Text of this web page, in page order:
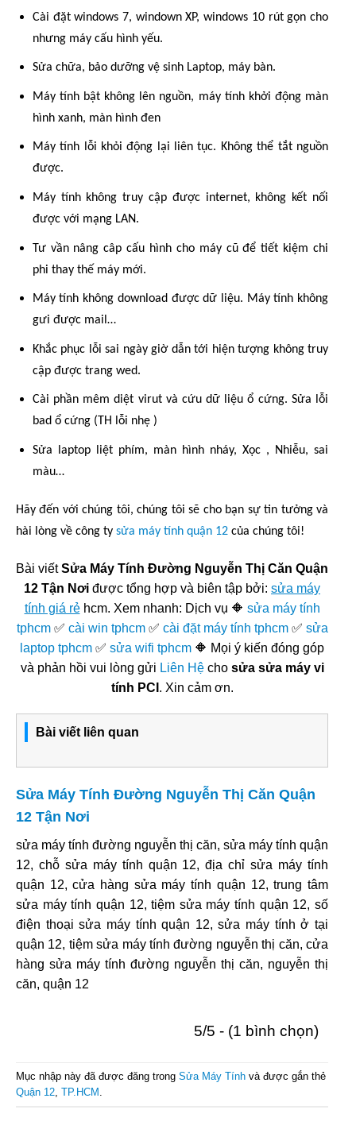
Cài đặt windows 7, windown XP, windows 10 rút gọn cho
nhưng máy cấu hình yếu.
Sửa chữa, bảo dưỡng vệ sinh Laptop, máy bàn.
Máy tính bật không lên nguồn, máy tính khởi động màn
hình xanh, màn hình đen
Máy tính lỗi khỏi động lại liên tục. Không thể tắt nguồn
được.
Máy tính không truy cập được internet, không kết nối
được với mạng LAN.
Tư vần nâng câp cấu hình cho máy cũ để tiết kiệm chi
phi thay thế máy mới.
Máy tính không download được dữ liệu. Máy tính không
gưi được mail…
Khắc phục lỗi sai ngày giờ dẫn tới hiện tượng không truy
cập được trang wed.
Cài phần mêm diệt virut và cứu dữ liệu ổ cứng. Sửa lỗi
bad ổ cứng (TH lỗi nhẹ )
Sửa laptop liệt phím, màn hình nháy, Xọc , Nhiễu, sai
màu…
Hãy đến với chúng tôi, chúng tôi sẽ cho bạn sự tin tưởng và
hài lòng về công ty sửa máy tính quận 12 của chúng tôi!
Bài viếtSửa Máy Tính Đường Nguyễn Thị Căn Quận
12 Tận Nơi được tổng hợp và biên tập bởi: sửa máy
tính giá rẻhcm. Xem nhanh: Dịch vụ 🔶 sửa máy tính
tphcm✅ cài win tphcm✅ cài đặt máy tính tphcm✅ sửa
laptop tphcm ✅ sửa wifi tphcm 🔶 Mọi ý kiến đóng góp
và phản hồi vui lòng gửi Liên Hệcho sửa sửa máy vi
tính PCI . Xin cảm ơn.
Bài viết liên quan
Sửa Máy Tính Đường Nguyễn Thị Căn Quận
12 Tận Nơi
sửa máy tính đường nguyễn thị căn, sửa máy tính quận
12, chỗ sửa máy tính quận 12, địa chỉ sửa máy tính
quận 12, cửa hàng sửa máy tính quận 12, trung tâm
sửa máy tính quận 12, tiệm sửa máy tính quận 12, số
điện thoại sửa máy tính quận 12, sửa máy tính ở tại
quận 12, tiệm sửa máy tính đường nguyễn thị căn, cửa
hàng sửa máy tính đường nguyễn thị căn, nguyễn thị
căn, quận 12
5/5 - (1 bình chọn)
Mục nhập này đã được đăng trong Sửa Máy Tính và được gắn thẻ
Quận 12 TP.HCM